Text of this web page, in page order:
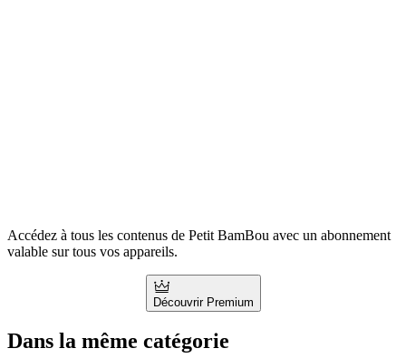
Accédez à tous les contenus de Petit BamBou avec un abonnement
valable sur tous vos appareils.
Découvrir Premium
Dans la même catégorie